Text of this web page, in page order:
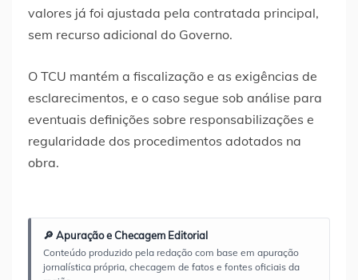
valores já foi ajustada pela contratada principal,
sem recurso adicional do Governo.
O TCU mantém a fiscalização e as exigências de
esclarecimentos, e o caso segue sob análise para
eventuais definições sobre responsabilizações e
regularidade dos procedimentos adotados na
obra.
🔎 Apuração e Checagem Editorial
Conteúdo produzido pela redação com base em apuração
jornalística própria, checagem de fatos e fontes oficiais da